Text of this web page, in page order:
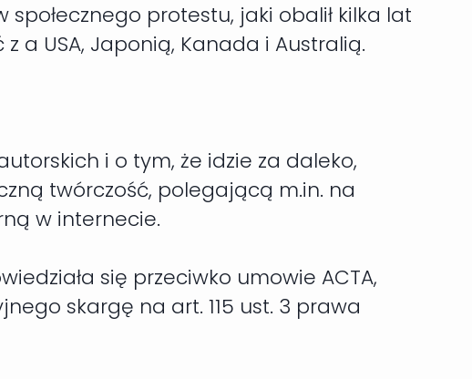
protestu, jaki obalił kilka lat
a USA, Japonią, Kanada i Australią.
i o tym, że idzie za daleko,
twórczość, polegającą m.in. na
w internecie.
się przeciwko umowie ACTA,
skargę na art. 115 ust. 3 prawa